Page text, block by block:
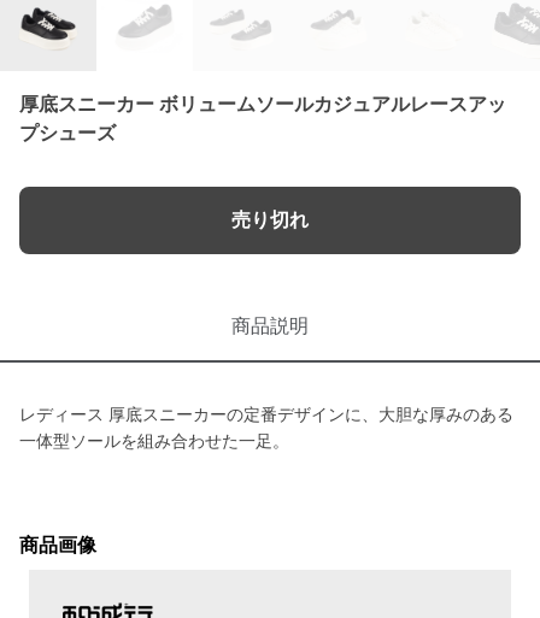
厚底スニーカー ボリュームソールカジュアルレースアッ
プシューズ
売り切れ
商品説明
レディース 厚底スニーカーの定番デザインに、大胆な厚みのある
一体型ソールを組み合わせた一足。
商品画像